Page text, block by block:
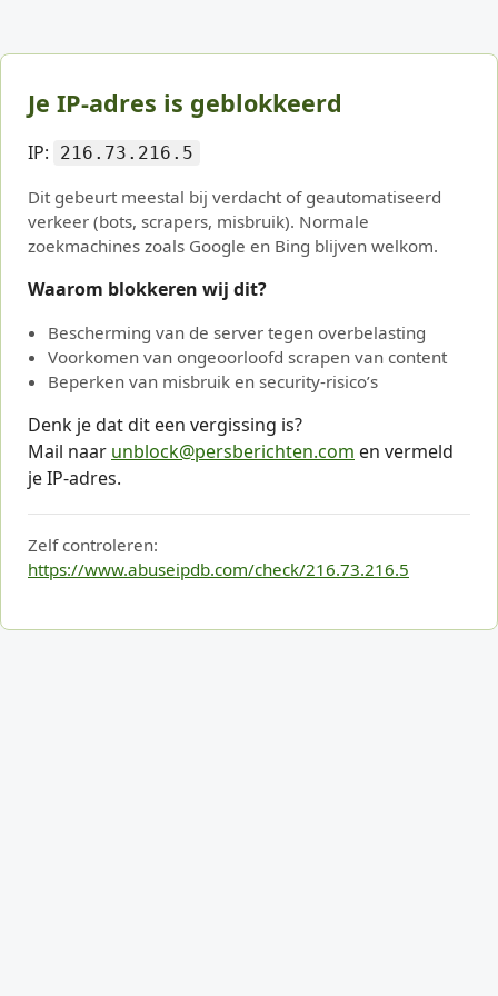
Je IP-adres is geblokkeerd
IP: 216.73.216.5
Dit gebeurt meestal bij verdacht of geautomatiseerd
verkeer (bots, scrapers, misbruik). Normale
zoekmachines zoals Google en Bing blijven welkom.
Waarom blokkeren wij dit?
Bescherming van de server tegen overbelasting
Voorkomen van ongeoorloofd scrapen van content
Beperken van misbruik en security-risico’s
Denk je dat dit een vergissing is?
Mail naar unblock@persberichten.com en vermeld
je IP-adres.
Zelf controleren:
https://www.abuseipdb.com/check/216.73.216.5